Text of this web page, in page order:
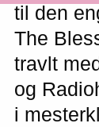
til den
The
travlt
og
i